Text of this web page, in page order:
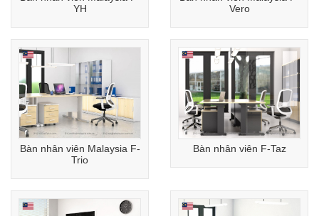
YH
Vero
Bàn nhân viên Malaysia F-
Trio
Bàn nhân viên F-Taz